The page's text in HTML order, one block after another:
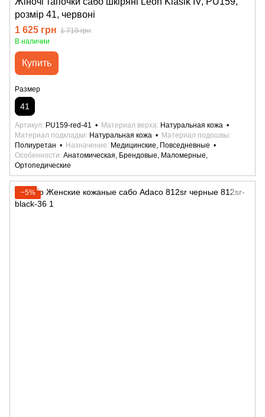
розмір 41, червоні
1 625 грн 1 710 грн
В наличии
Купить
Размер
41
Артикул PU159-red-41 Материал верха Натуральная кожа
Материал подкладки
Натуральная кожа
Материал подошвы
Полиуретан
Назначение
Медицинские, Повседневные
Особенности Анатомическая, Брендовые, Маломерные,
Ортопедические
−5%